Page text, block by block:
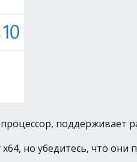
поддерживает
но убедитесь, что они